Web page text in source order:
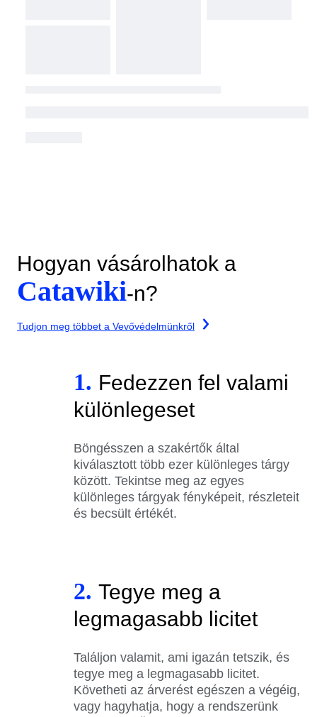
Hogyan vásárolhatok a
Catawiki-n?
Tudjon meg többet a Vevővédelmünkről
1. Fedezzen fel valami
különlegeset
Böngésszen a szakértők által
kiválasztott több ezer különleges tárgy
között. Tekintse meg az egyes
különleges tárgyak fényképeit, részleteit
és becsült értékét.
2. Tegye meg a
legmagasabb licitet
Találjon valamit, ami igazán tetszik, és
tegye meg a legmagasabb licitet.
Követheti az árverést egészen a végéig,
vagy hagyhatja, hogy a rendszerünk